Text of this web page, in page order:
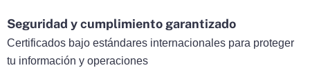
Seguridad y cumplimiento garantizado
Certificados bajo estándares internacionales para proteger
tu información y operaciones